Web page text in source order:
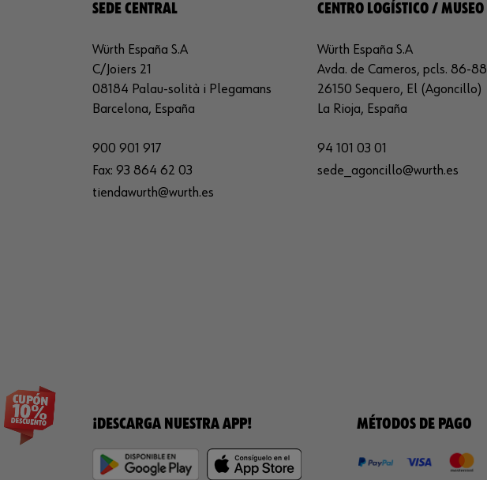
SEDE CENTRAL
Würth España S.A
C/Joiers 21
08184 Palau-solità i Plegamans
Barcelona, España
900 901 917
Fax: 93 864 62 03
tiendawurth@wurth.es
CENTRO LOGÍSTICO / MUSEO
Würth España S.A
Avda. de Cameros, pcls. 86-88
26150 Sequero, El (Agoncillo)
La Rioja, España
94 101 03 01
sede_agoncillo@wurth.es
¡DESCARGA NUESTRA APP! MÉTODOS DE PAGO